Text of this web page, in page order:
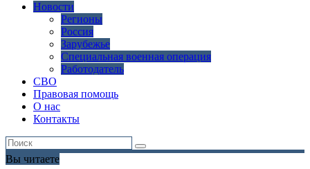
Новости
Регионы
Россия
Зарубежье
Специальная военная операция
Работодатель
СВО
Правовая помощь
О нас
Контакты
Вы читаете